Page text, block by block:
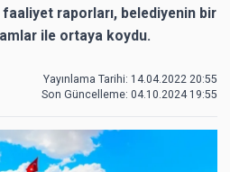
faaliyet raporları, belediyenin bir
ile ortaya koydu.
Yayınlama Tarihi: 14.04.2022 20:55
Son Güncelleme: 04.10.2024 19:55